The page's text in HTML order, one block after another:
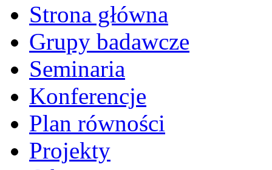
Strona główna
Grupy badawcze
Seminaria
Konferencje
Plan równości
Projekty